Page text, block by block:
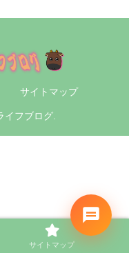
サイトマップ
フブログ.
サイトマップ